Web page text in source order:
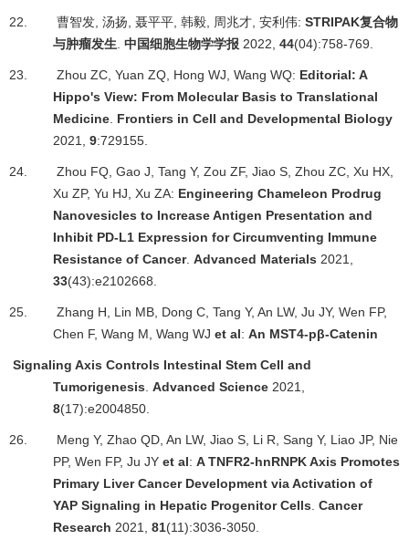
22. 曹智发, 汤扬, 聂平平, 韩毅, 周兆才, 安利伟: STRIPAK复合物
与肿瘤发生. 中国细胞生物学学报 2022, 44(04):758-769.
23. Zhou ZC, Yuan ZQ, Hong WJ, Wang WQ: Editorial: A
Hippo's View: From Molecular Basis to Translational
Medicine. Frontiers in Cell and Developmental Biology
2021, 9:729155.
24.
Zhou FQ, Gao J, Tang Y, Zou ZF, Jiao S, Zhou ZC, Xu HX,
Xu ZP, Yu HJ, Xu ZA: Engineering Chameleon Prodrug
Nanovesicles to Increase Antigen Presentation and
Inhibit PD-L1 Expression for Circumventing Immune
Resistance of Cancer. Advanced Materials 2021,
33(43):e2102668.
25.
Zhang H, Lin MB, Dong C, Tang Y, An LW, Ju JY, Wen FP,
Chen F, Wang M, Wang WJ et al: An MST4-pβ-Catenin
Signaling Axis Controls Intestinal Stem Cell and
Tumorigenesis. Advanced Science 2021,
8(17):e2004850.
26.
Meng Y, Zhao QD, An LW, Jiao S, Li R, Sang Y, Liao JP, Nie
PP, Wen FP, Ju JY et al: A TNFR2-hnRNPK Axis Promotes
Primary Liver Cancer Development via Activation of
YAP Signaling in Hepatic Progenitor Cells. Cancer
Research 2021, 81(11):3036-3050.